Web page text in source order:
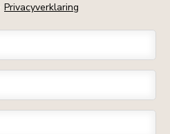
Privacyverklaring